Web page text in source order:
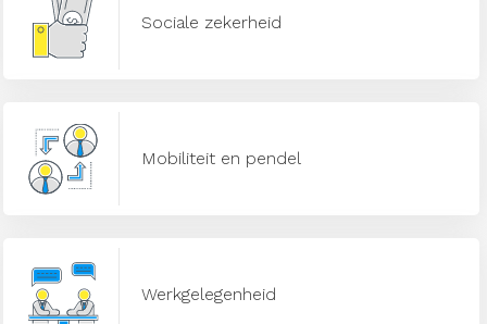
Sociale zekerheid
Mobiliteit en pendel
Werkgelegenheid